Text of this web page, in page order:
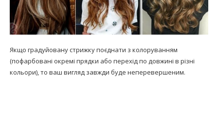
Якщо градуйовану стрижку поєднати з колоруванням
(пофарбовані окремі прядки або перехід по довжині в різні
кольори), то ваш вигляд завжди буде неперевершеним.